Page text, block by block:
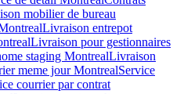
mobilier de bureau
Livraison entrepot
Livraison pour gestionnaires
staging MontrealLivraison
meme jour MontrealService
courrier par contrat